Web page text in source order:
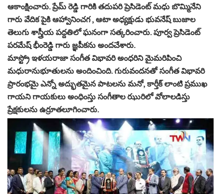
ఆకాంక్షించారు. ప్రేమ్ రెడ్డి గారికి తదుపరి ప్రెసిడెంట్ మధు బొమ్మినేని
గారు వేదిక పైకి ఆహ్వానించగ , ఆటా అధ్యక్షుడు భువనేష్ బుజాల
తెలుగు శాస్త్రీయ పద్దతిలో ఘనంగా సత్కరించారు. పూర్వ ప్రెసిడెంట్
పరమేష్ భీంరెడ్డి గారు జ్ఞపీకను అందచేశారు.
మాస్ట్రో ఇళయరాజా సంగీత విభావరి అంధరిని మైమరిపించి
మధురానుభూతులను అందించింది. గురువందనతో సంగీత విభావరి
ప్రారంభమై ఎన్నో అద్భుతమైన పాటలను మనో, కార్తీక్ లాంటి ప్రముఖ
గాయని గాయకులు అంధింస్తు సంగీతాల ఝురిలో వోలాలడిస్తు
ప్రేక్షకులను ఉర్రూతలూగించారు.